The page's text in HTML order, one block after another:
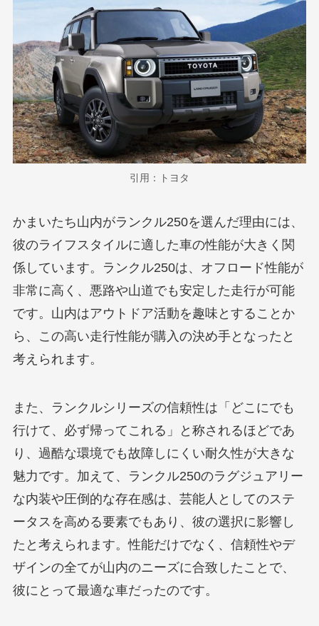
引用：トヨタ
かまいたち山内がランクル250を選んだ理由には、
彼のライフスタイルに適した車の性能が大きく関
係しています。ランクル250は、オフロード性能が
非常に高く、悪路や山道でも安定した走行が可能
です。山内はアウトドア活動を趣味とすることか
ら、この高い走行性能が購入の決め手となったと
考えられます。
また、ランクルシリーズの信頼性は「どこにでも
行けて、必ず帰ってこれる」と称されるほどであ
り、過酷な環境でも故障しにくい耐久性が大きな
魅力です。加えて、ランクル250のラグジュアリー
な内装や圧倒的な存在感は、芸能人としてのステ
ータスを高める要素でもあり、彼の選択に影響し
たと考えられます。性能だけでなく、信頼性やデ
ザインの全てが山内のニーズに合致したことで、
彼にとって最適な車だったのです。